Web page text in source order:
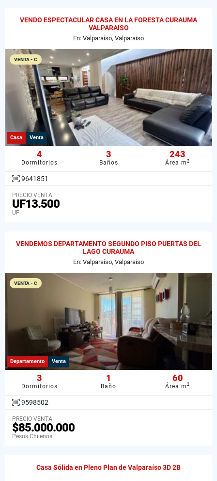
VENDO ESPECTACULAR CASA EN LA FORESTA CURAUMA
VALPARAISO
En: Valparaíso, Valparaiso
VENTA - C
Casa Venta
4
Dormitorios
3
Baños
243
Área m2
9641851
PRECIO VENTA
UF13.500
UF
VENDEMOS DEPARTAMENTO SEGUNDO PISO PUERTAS DEL
LAGO CURAUMA
En: Valparaíso, Valparaiso
VENTA - C
Departamento Venta
3
Dormitorios
1
Baño
60
Área m2
9598502
PRECIO VENTA
$85.000.000
Pesos Chilenos
Casa Sólida en Pleno Plan de Valparaíso 3D 2B